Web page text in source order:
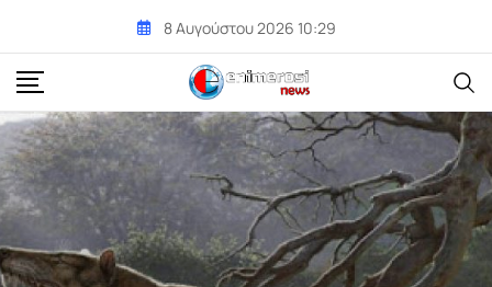
content
8 Αυγούστου 2026 10:29